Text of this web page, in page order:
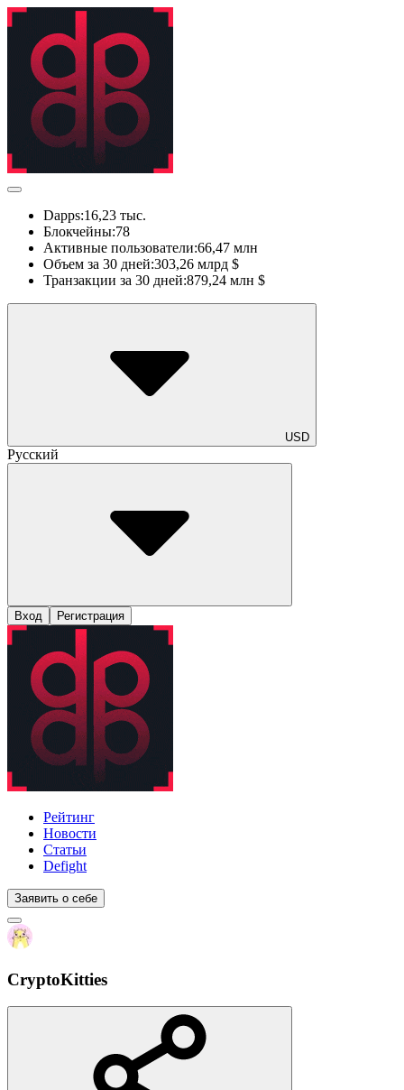
Dapps:16,23 тыс.
Блокчейны:78
Активные пользователи:66,47 млн
Объем за 30 дней:303,26 млрд $
Транзакции за 30 дней:879,24 млн $
USD
Русский
Вход Регистрация
Рейтинг
Новости
Статьи
Defight
Заявить о себе
CryptoKitties